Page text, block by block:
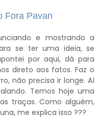
Fora Pavan
e mostrando a
se ter uma ideia, se
por aqui, dá para
direto aos fatos. Faz o
não precisa ir longe. Aí
Temos hoje uma
traças. Como alguém,
me explica isso ???